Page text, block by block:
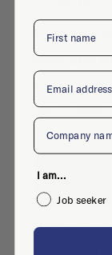
Public Cinema
Animatie
Internship·
Apr 17, 2026
Mr.Prezident
Design
First name
Email
Company
I am...
Job seeker